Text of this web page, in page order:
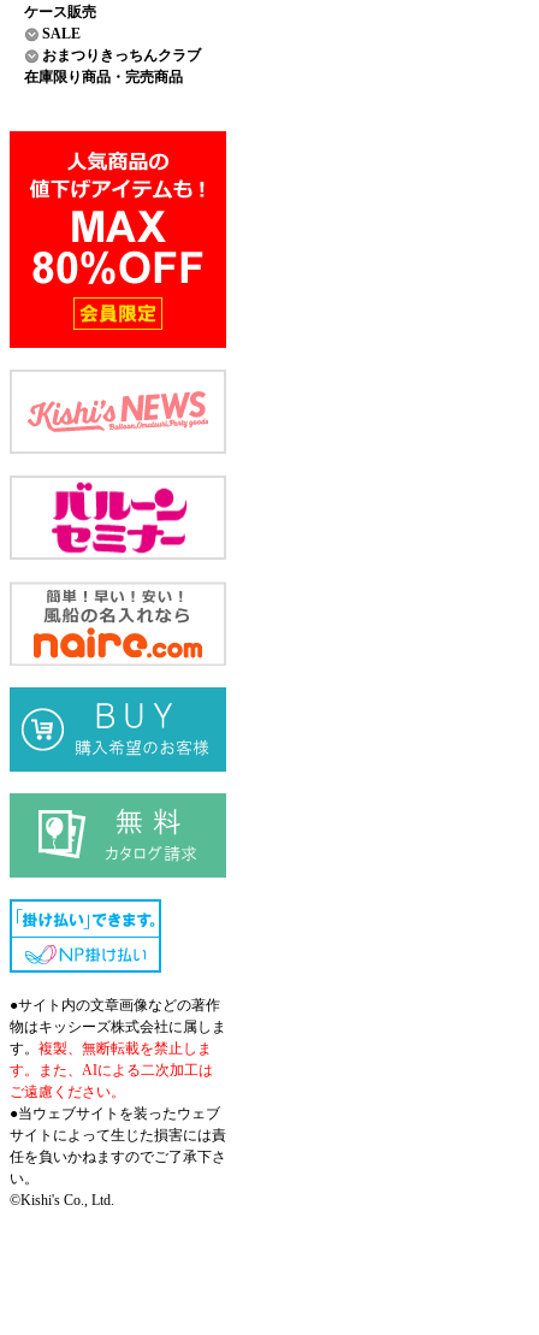
ケース販売
SALE
おまつりきっちんクラブ
在庫限り商品・完売商品
●サイト内の文章画像などの著作
物はキッシーズ株式会社に属しま
す。 複製、無断転載を禁止しま
す。また、AIによる二次加工は
ご遠慮ください。
●当ウェブサイトを装ったウェブ
サイトによって生じた損害には責
任を負いかねますのでご了承下さ
い。
©Kishi's Co., Ltd.